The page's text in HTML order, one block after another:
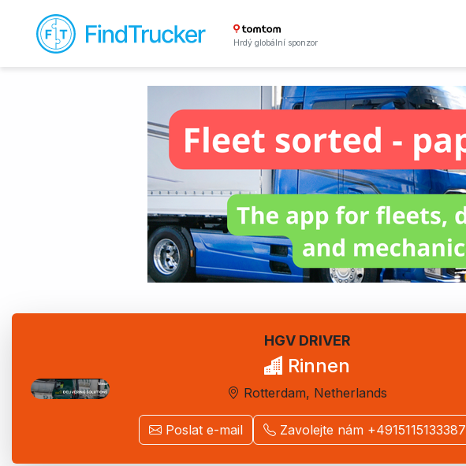
Hrdý globální sponzor
HGV DRIVER
Rinnen
Rotterdam, Netherlands
Poslat e-mail Zavolejte nám +4915115133387